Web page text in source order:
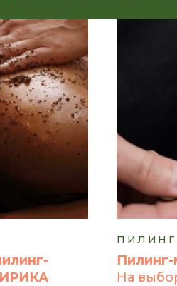
ПИЛИНГ
Пилинг-
На